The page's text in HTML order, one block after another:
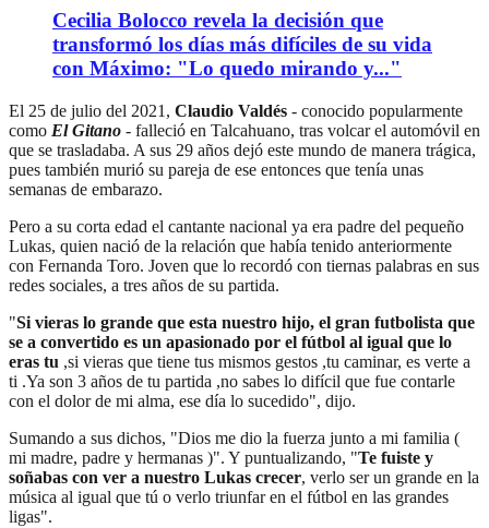
Cecilia Bolocco revela la decisión que
transformó los días más difíciles de su vida
con Máximo: "Lo quedo mirando y..."
El 25 de julio del 2021, Claudio Valdés - conocido popularmente
como El Gitano - falleció en Talcahuano, tras volcar el automóvil en
que se trasladaba. A sus 29 años dejó este mundo de manera trágica,
pues también murió su pareja de ese entonces que tenía unas
semanas de embarazo.
Pero a su corta edad el cantante nacional ya era padre del pequeño
Lukas, quien nació de la relación que había tenido anteriormente
con Fernanda Toro. Joven que lo recordó con tiernas palabras en sus
redes sociales, a tres años de su partida.
"Si vieras lo grande que esta nuestro hijo, el gran futbolista que
se a convertido es un apasionado por el fútbol al igual que lo
eras tu ,si vieras que tiene tus mismos gestos ,tu caminar, es verte a
ti .Ya son 3 años de tu partida ,no sabes lo difícil que fue contarle
con el dolor de mi alma, ese día lo sucedido", dijo.
Sumando a sus dichos, "Dios me dio la fuerza junto a mi familia (
mi madre, padre y hermanas )". Y puntualizando, "Te fuiste y
soñabas con ver a nuestro Lukas crecer, verlo ser un grande en la
música al igual que tú o verlo triunfar en el fútbol en las grandes
ligas".